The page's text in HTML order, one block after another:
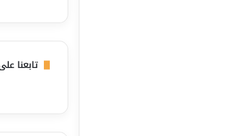
تابعنا